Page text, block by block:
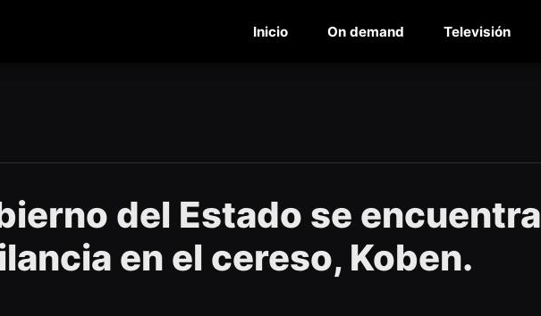
Inicio On demand Televisión
del Estado se encuentra
en el cereso, Koben.